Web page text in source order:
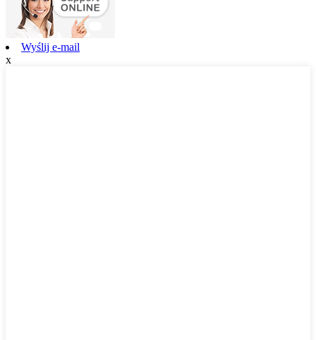
Wyślij e-mail
x